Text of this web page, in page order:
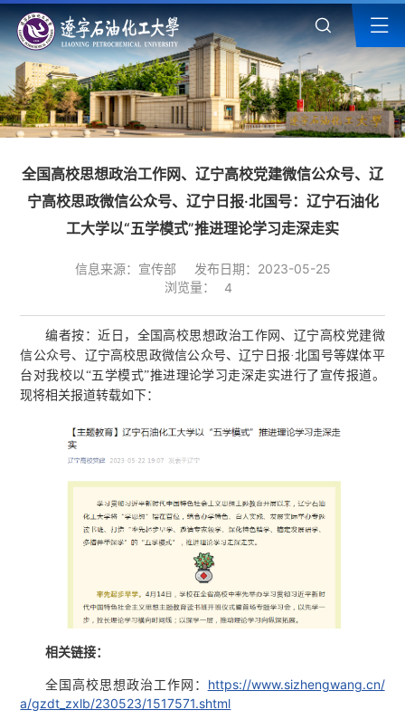
全国高校思想政治工作网、辽宁高校党建微信公众号、辽
宁高校思政微信公众号、辽宁日报·北国号：辽宁石油化
工大学以“五学模式”推进理论学习走深走实
信息来源：宣传部
发布日期：2023-05-25
浏览量：
4
编者按：近日，全国高校思想政治工作网、辽宁高校党建微
信公众号、辽宁高校思政微信公众号、辽宁日报·北国号等媒体平
台对我校以“五学模式”推进理论学习走深走实进行了宣传报道。
现将相关报道转载如下：
相关链接：
全国高校思想政治工作网： https://www.sizhengwang.cn/
a/gzdt_zxlb/230523/1517571.shtml